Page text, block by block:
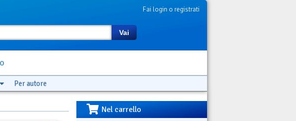
Fai login o registrati
Vai
Per autore
Nel carrello